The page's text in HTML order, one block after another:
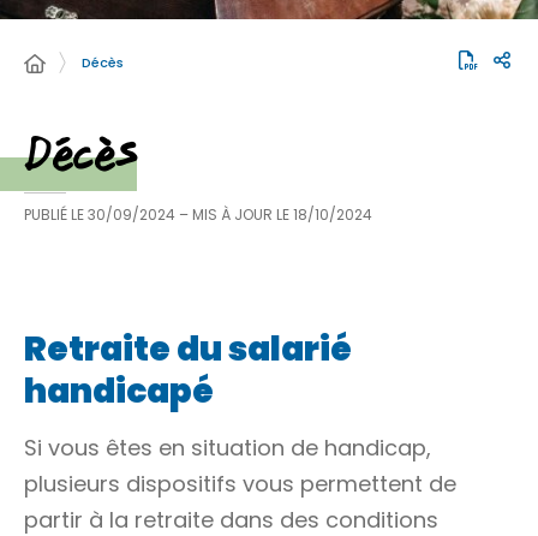
Décès
Décès
PUBLIÉ LE30/09/2024 – MIS À JOUR LE18/10/2024
Retraite du salarié
handicapé
Si vous êtes en situation de handicap,
plusieurs dispositifs vous permettent de
partir à la retraite dans des conditions